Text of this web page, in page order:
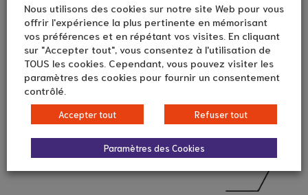
Nous utilisons des cookies sur notre site Web pour vous
offrir l'expérience la plus pertinente en mémorisant
vos préférences et en répétant vos visites. En cliquant
sur "Accepter tout", vous consentez à l'utilisation de
TOUS les cookies. Cependant, vous pouvez visiter les
paramètres des cookies pour fournir un consentement
contrôlé.
Accepter tout Refuser tout
Paramètres des Cookies